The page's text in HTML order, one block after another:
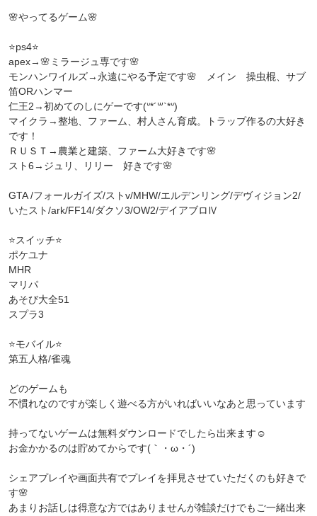
🌸やってるゲーム🌸
⭐️ps4⭐️
apex→🌸ミラージュ専です🌸
モンハンワイルズ→永遠にやる予定です🌸 メイン 操虫棍、サブ
笛ORハンマー
仁王2→初めてのしにゲーです(ᐡ*´꒳`*ᐡ)
マイクラ→整地、ファーム、村人さん育成。トラップ作るの大好き
です！
ＲＵＳＴ→農業と建築、ファーム大好きです🌸
スト6→ジュリ、リリー 好きです🌸
GTA /フォールガイズ/ストv/MHW/エルデンリング/デヴィジョン2/
いたスト/ark/FF14/ダクソ3/OW2/デイアブロⅣ
⭐️スイッチ⭐️
ポケユナ
MHR
マリパ
あそび大全51
スプラ3
⭐️モバイル⭐️
第五人格/雀魂
どのゲームも
不慣れなのですが楽しく遊べる方がいればいいなあと思っています
持ってないゲームは無料ダウンロードでしたら出来ます☺️
お金かかるのは貯めてからです(｀・ω・´)
シェアプレイや画面共有でプレイを拝見させていただくのも好きで
す🌸
あまりお話しは得意な方ではありませんが雑談だけでもご一緒出来